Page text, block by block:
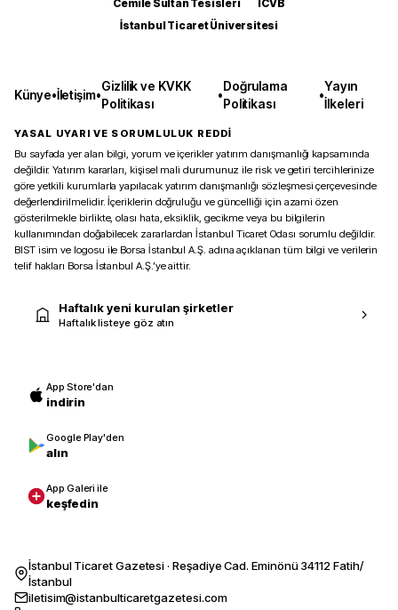
Cemile Sultan Tesisleri
ICVB
İstanbul Ticaret Üniversitesi
Künye•İletişim•
Gizlilik ve KVKK
Politikası
•
Doğrulama
Politikası
•
Yayın
İlkeleri
YASAL UYARI VE SORUMLULUK REDDİ
Bu sayfada yer alan bilgi, yorum ve içerikler yatırım danışmanlığı kapsamında
değildir. Yatırım kararları, kişisel mali durumunuz ile risk ve getiri tercihlerinize
göre yetkili kurumlarla yapılacak yatırım danışmanlığı sözleşmesi çerçevesinde
değerlendirilmelidir. İçeriklerin doğruluğu ve güncelliği için azami özen
gösterilmekle birlikte, olası hata, eksiklik, gecikme veya bu bilgilerin
kullanımından doğabilecek zararlardan İstanbul Ticaret Odası sorumlu değildir.
BIST isim ve logosu ile Borsa İstanbul A.Ş. adına açıklanan tüm bilgi ve verilerin
telif hakları Borsa İstanbul A.Ş.’ye aittir.
Haftalık yeni kurulan şirketler
Haftalık listeye göz atın
App Store'dan
indirin
Google Play'den
alın
App Galeri ile
keşfedin
İstanbul Ticaret Gazetesi · Reşadiye Cad. Eminönü 34112 Fatih/
İstanbul
iletisim@istanbulticaretgazetesi.com